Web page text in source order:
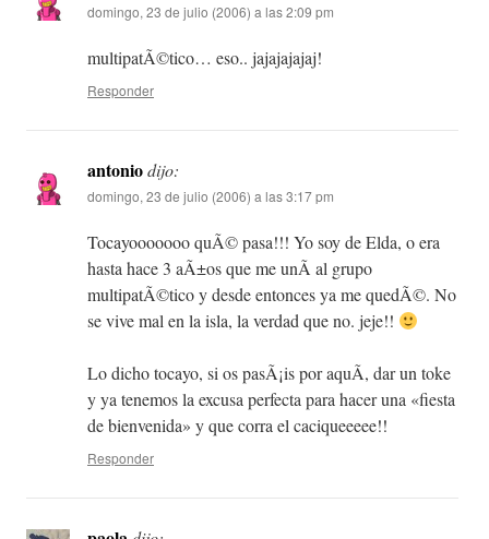
domingo, 23 de julio (2006) a las 2:09 pm
multipatÃ©tico… eso.. jajajajajaj!
Responder
antoniodijo:
domingo, 23 de julio (2006) a las 3:17 pm
Tocayooooooo quÃ© pasa!!! Yo soy de Elda, o era
hasta hace 3 aÃ±os que me unÃ­ al grupo
multipatÃ©tico y desde entonces ya me quedÃ©. No
se vive mal en la isla, la verdad que no. jeje!!
Lo dicho tocayo, si os pasÃ¡is por aquÃ­, dar un toke
y ya tenemos la excusa perfecta para hacer una «fiesta
de bienvenida» y que corra el caciqueeeee!!
Responder